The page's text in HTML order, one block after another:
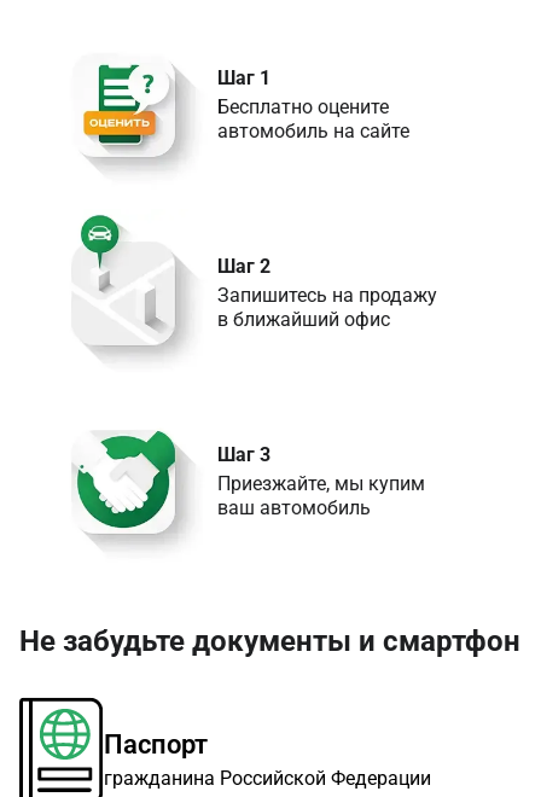
Шаг 1
Бесплатно оцените
Шаг 2
Запишитесь на продажу
в ближайший офис
Шаг 3
Приезжайте, мы купим
ваш автомобиль
Не забудьте документы и смартфон
Паспорт
гражданина Российской Федерации